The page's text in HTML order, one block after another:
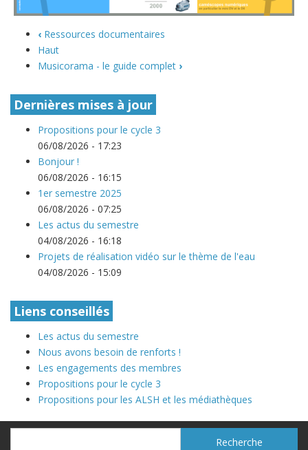
‹ Ressources documentaires
Haut
Musicorama - le guide complet ›
Dernières mises à jour
Propositions pour le cycle 3
06/08/2026 - 17:23
Bonjour !
06/08/2026 - 16:15
1er semestre 2025
06/08/2026 - 07:25
Les actus du semestre
04/08/2026 - 16:18
Projets de réalisation vidéo sur le thème de l'eau
04/08/2026 - 15:09
Liens conseillés
Les actus du semestre
Nous avons besoin de renforts !
Les engagements des membres
Propositions pour le cycle 3
Propositions pour les ALSH et les médiathèques